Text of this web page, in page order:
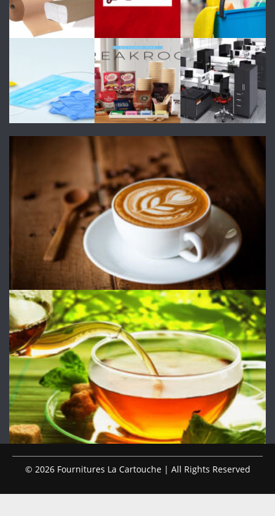
© 2026 Fournitures La Cartouche | All Rights Reserved